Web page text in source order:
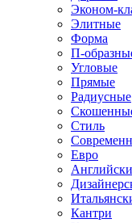
Эконом-
Элитные
Форма
П-
Угловые
Прямые
Радиусные
Стиль
Евро
Кантри